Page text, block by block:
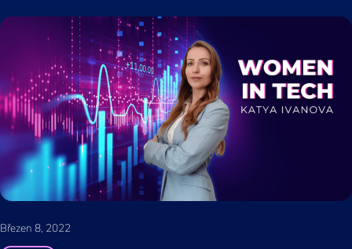
Březen 8, 2022